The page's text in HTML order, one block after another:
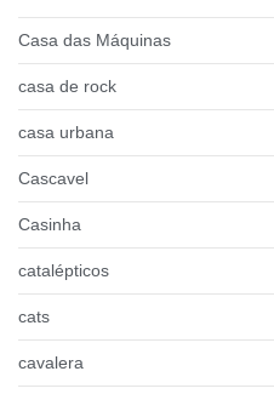
Casa das Máquinas
casa de rock
casa urbana
Cascavel
Casinha
catalépticos
cats
cavalera